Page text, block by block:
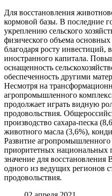
Для восстановления
кормовой базы. В последние
укреплению сельского
физического объема
благодаря росту инвестиций,
иностранного капитала.
оснащенность
обеспеченность другими
Несмотря на
агропромышленного
продолжает играть видную
продовольствия.
производство сахара-песка
животного масла (3,6%),
Развитие агропромышленного
приоритетных национальных
значение для восстановления
одного из ведущих регионов
продовольствия.